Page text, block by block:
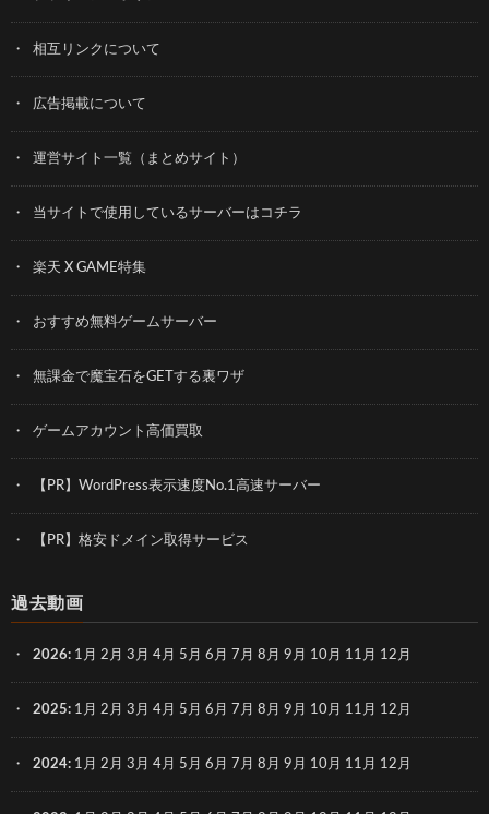
相互リンクについて
広告掲載について
運営サイト一覧（まとめサイト）
当サイトで使用しているサーバーはコチラ
楽天 X GAME特集
おすすめ無料ゲームサーバー
無課金で魔宝石をGETする裏ワザ
ゲームアカウント高価買取
【PR】WordPress表示速度No.1高速サーバー
【PR】格安ドメイン取得サービス
過去動画
2026: 1月 2月 3月 4月 5月 6月 7月 8月 9月 10月 11月 12月
2025: 1月 2月 3月 4月 5月 6月 7月 8月 9月 10月 11月 12月
2024: 1月 2月 3月 4月 5月 6月 7月 8月 9月 10月 11月 12月